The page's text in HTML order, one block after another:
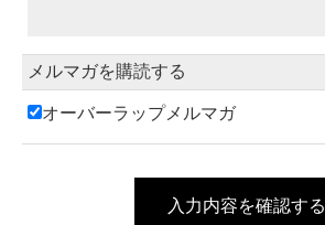
メルマガを購読する
オーバーラップメルマガ
入力内容を確認する